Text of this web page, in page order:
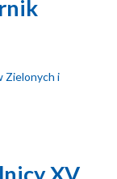
Zielonych i